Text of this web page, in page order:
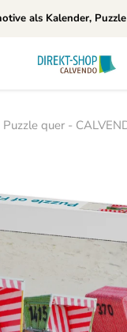
als Kalender,
quer -